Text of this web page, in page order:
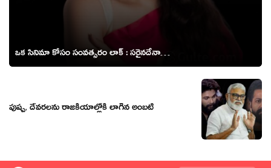
ఒక సినిమా కోసం సంవత్సరం లాక్ : సరైనదేనా…
పుష్ప, దేవరలను రాజకీయాల్లోకి లాగిన అంబటి